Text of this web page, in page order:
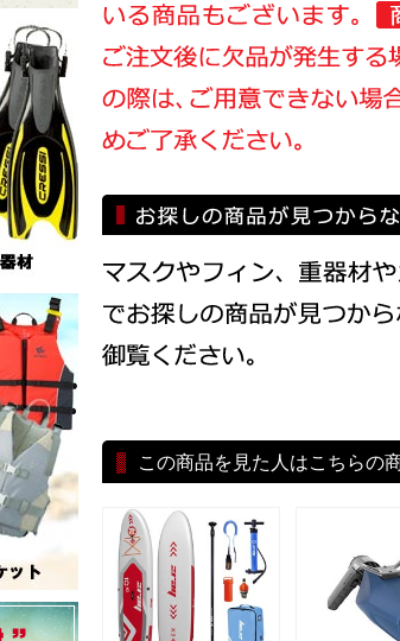
この商品を見た人はこちらの